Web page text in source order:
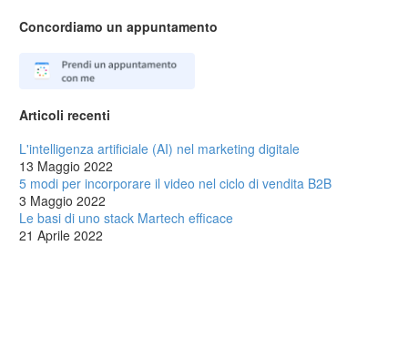
Concordiamo un appuntamento
Articoli recenti
L'intelligenza artificiale (AI) nel marketing digitale
13 Maggio 2022
5 modi per incorporare il video nel ciclo di vendita B2B
3 Maggio 2022
Le basi di uno stack Martech efficace
21 Aprile 2022